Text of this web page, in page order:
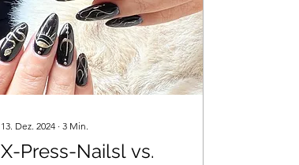
13. Dez. 2024 ∙ 3 Min.
X-Press-Nailsl vs.